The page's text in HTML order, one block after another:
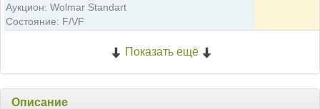
Аукцион: Wolmar Standart
Состояние: F/VF
Показать ещё
Описание